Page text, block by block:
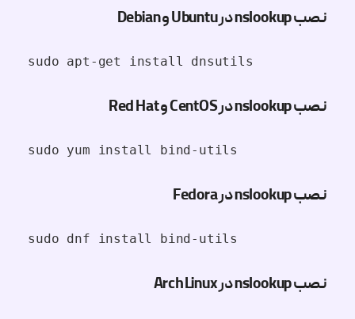
نصب nslookup در Ubuntu و Debian
sudo apt-get install dnsutils
نصب nslookup در CentOS و Red Hat
sudo yum install bind-utils
نصب nslookup در Fedora
sudo dnf install bind-utils
نصب nslookup در Arch Linux